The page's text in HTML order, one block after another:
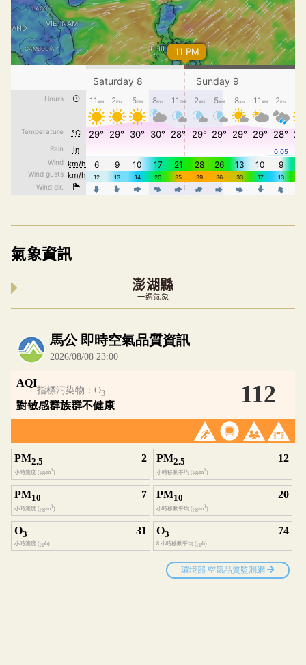
氣象資訊
澎湖縣
一週氣象
內嵌空氣品質小工具為視覺預覽，完整即時空